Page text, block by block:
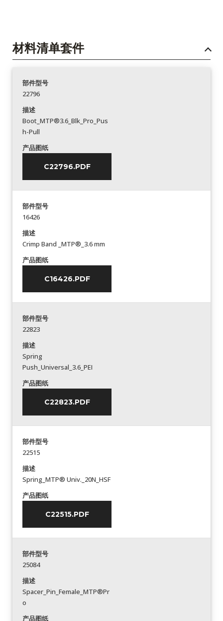
材料清单套件
部件型号
22796
描述
Boot_MTP®3.6_Blk_Pro_Pus
h-Pull
产品图纸
C22796.PDF
部件型号
16426
描述
Crimp Band _MTP®_3.6 mm
产品图纸
C16426.PDF
部件型号
22823
描述
Spring
Push_Universal_3.6_PEI
产品图纸
C22823.PDF
部件型号
22515
描述
Spring_MTP® Univ._20N_HSF
产品图纸
C22515.PDF
部件型号
25084
描述
Spacer_Pin_Female_MTP®Pr
o
产品图纸